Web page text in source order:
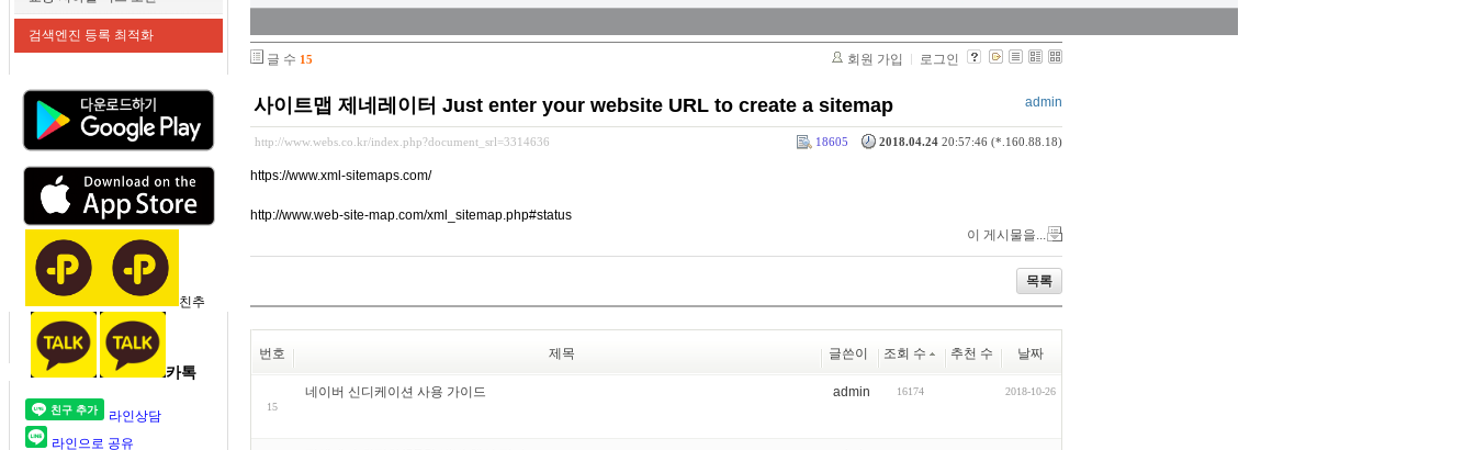
검색엔진 등록 최적화
친추
카톡
라인상담
라인으로 공유
글 수 15 회원 가입 로그인
사이트맵 제네레이터 Just enter your website URL to create a sitemap admin
http://www.webs.co.kr/index.php?document_srl=3314636 2018.04.24 20:57:46 (*.160.88.18)
18605
https://www.xml-sitemaps.com/
http://www.web-site-map.com/xml_sitemap.php#status
이 게시물을...
목록
번호 제목 글쓴이 조회 수 추천 수 날짜
15
네이버 신디케이션 사용 가이드 admin 16174 2018-10-26